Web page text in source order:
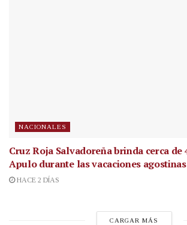
NACIONALES
Cruz Roja Salvadoreña brinda cerca de
Apulo durante las vacaciones agostinas
HACE 2 DÍAS
CARGAR MÁS